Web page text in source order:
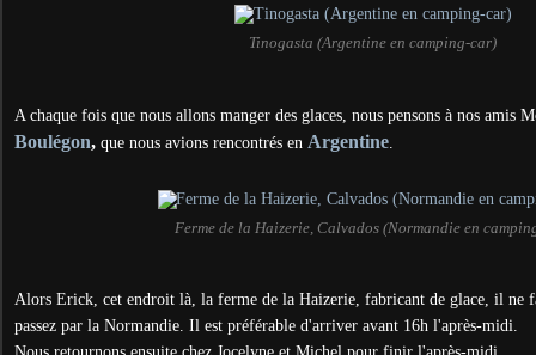
Tinogasta (Argentine en camping-car)
A chaque fois que nous allons manger des glaces, nous pensons à nos amis
Boulégon, que nous avions rencontrés en Argentine.
Ferme de la Haizerie, Calvados (Normandie en
Alors Erick, cet endroit là, la ferme de la Haizerie, fabricant de glace, il ne
passez par la Normandie. Il est préférable d'arriver avant 16h l'après-midi.